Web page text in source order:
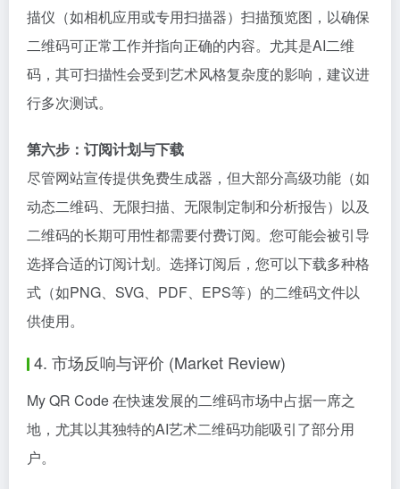
描仪（如相机应用或专用扫描器）扫描预览图，以确保
二维码可正常工作并指向正确的内容。尤其是AI二维
码，其可扫描性会受到艺术风格复杂度的影响，建议进
行多次测试。
第六步：订阅计划与下载
尽管网站宣传提供免费生成器，但大部分高级功能（如
动态二维码、无限扫描、无限制定制和分析报告）以及
二维码的长期可用性都需要付费订阅。您可能会被引导
选择合适的订阅计划。选择订阅后，您可以下载多种格
式（如PNG、SVG、PDF、EPS等）的二维码文件以
供使用。
4. 市场反响与评价 (Market Review)
My QR Code 在快速发展的二维码市场中占据一席之
地，尤其以其独特的AI艺术二维码功能吸引了部分用
户。